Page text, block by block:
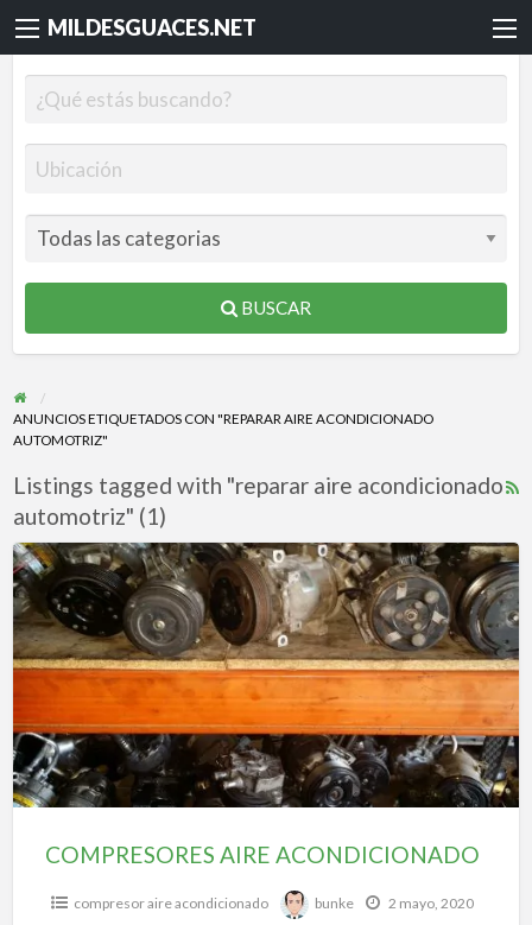
MILDESGUACES.NET
BUSCAR
ANUNCIOS ETIQUETADOS CON "REPARAR AIRE ACONDICIONADO
AUTOMOTRIZ"
Listings tagged with "reparar aire acondicionado
automotriz" (1)
COMPRESORES
AIRE
ACONDICIONADO
COMPRESORES AIRE ACONDICIONADO
compresor aire acondicionado bunke 2 mayo, 2020